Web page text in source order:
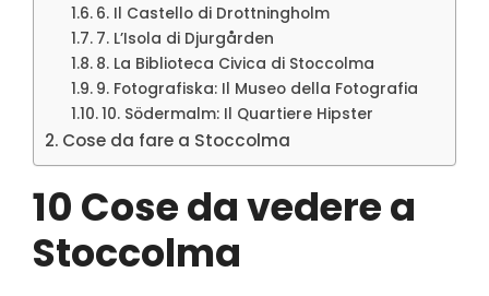
6. Il Castello di Drottningholm
7. L’Isola di Djurgården
8. La Biblioteca Civica di Stoccolma
9. Fotografiska: Il Museo della Fotografia
10. Södermalm: Il Quartiere Hipster
Cose da fare a Stoccolma
10 Cose da vedere a
Stoccolma